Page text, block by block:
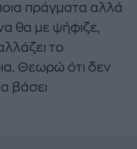
πράγματα αλλά
θα με ψήφιζε,
το
Θεωρώ ότι δεν
βάσει